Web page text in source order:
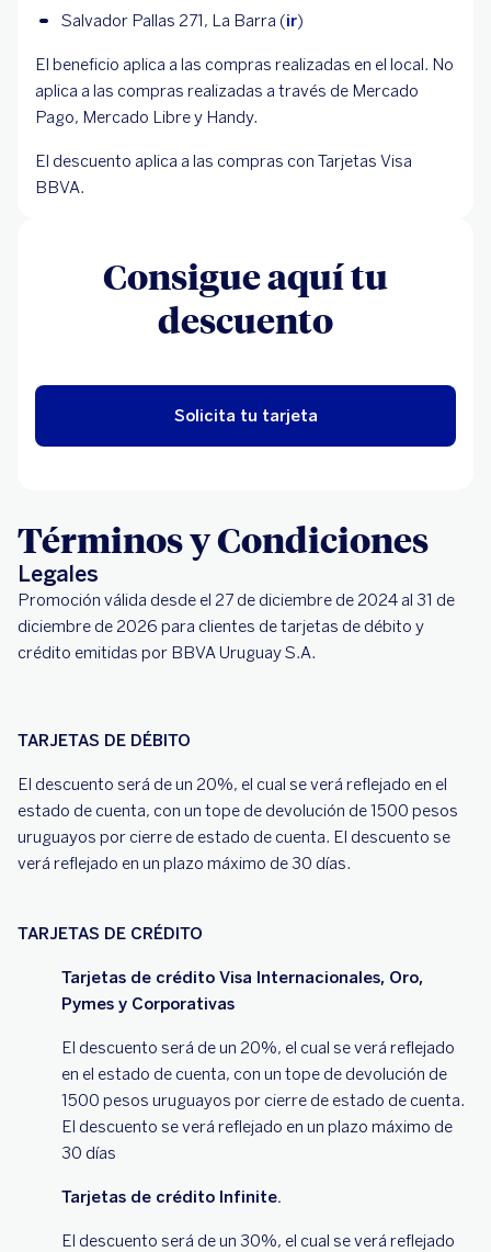
Salvador Pallas 271, La Barra (ir)
El beneficio aplica a las compras realizadas en el local. No
aplica a las compras realizadas a través de Mercado
Pago, Mercado Libre y Handy.
El descuento aplica a las compras con Tarjetas Visa
BBVA.
Consigue aquí tu
descuento
Solicita tu tarjeta
Términos y Condiciones
Legales
Promoción válida desde el 27 de diciembre de 2024 al 31 de
diciembre de 2026 para clientes de tarjetas de débito y
crédito emitidas por BBVA Uruguay S.A.
TARJETAS DE DÉBITO
El descuento será de un 20%, el cual se verá reflejado en el
estado de cuenta, con un tope de devolución de 1500 pesos
uruguayos por cierre de estado de cuenta. El descuento se
verá reflejado en un plazo máximo de 30 días.
TARJETAS DE CRÉDITO
Tarjetas de crédito Visa Internacionales, Oro,
Pymes y Corporativas
El descuento será de un 20%, el cual se verá reflejado
en el estado de cuenta, con un tope de devolución de
1500 pesos uruguayos por cierre de estado de cuenta.
El descuento se verá reflejado en un plazo máximo de
30 días
Tarjetas de crédito Infinite.
El descuento será de un 30%, el cual se verá reflejado